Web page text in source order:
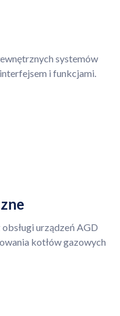
systemów
i funkcjami.
urządzeń AGD
kotłów gazowych